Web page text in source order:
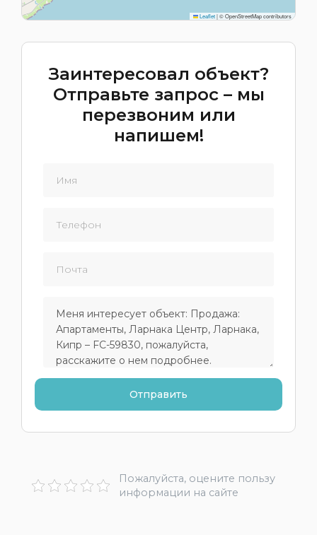
Leaflet|© OpenStreetMap contributors
Заинтересовал объект?
Отправьте запрос – мы
перезвоним или
напишем!
Пожалуйста, оцените пользу
информации на сайте